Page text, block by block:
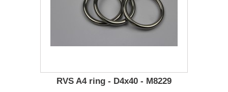
RVS A4 ring - D4x40 - M8229